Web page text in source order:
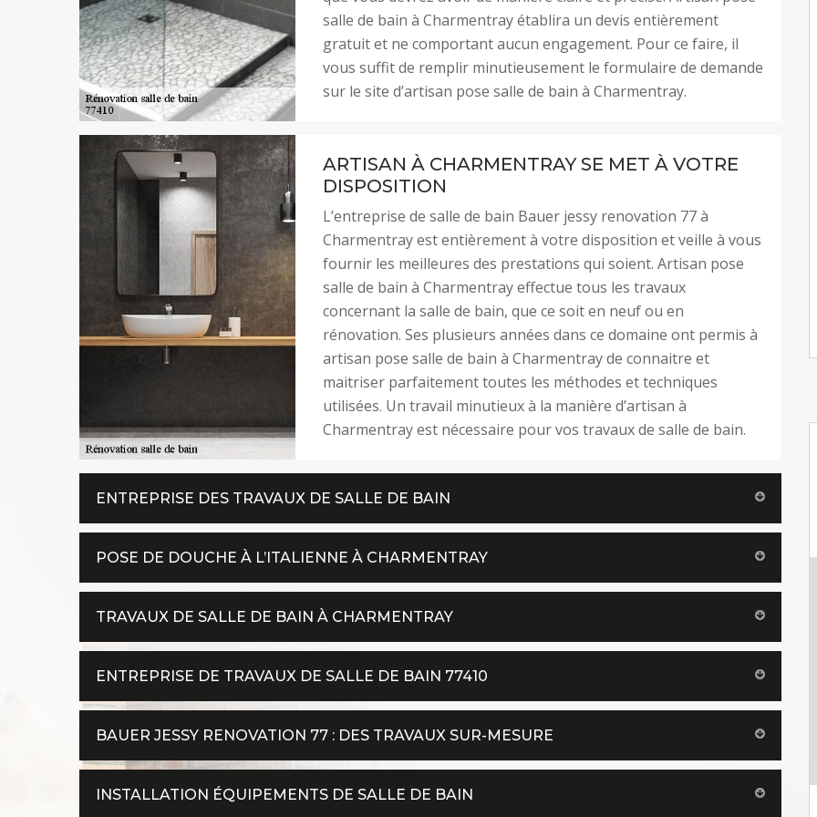
salle de bain à Charmentray établira un devis entièrement
gratuit et ne comportant aucun engagement. Pour ce faire, il
vous suffit de remplir minutieusement le formulaire de demande
sur le site d’artisan pose salle de bain à Charmentray.
ARTISAN À CHARMENTRAY SE MET À VOTRE
DISPOSITION
L’entreprise de salle de bain Bauer jessy renovation 77 à
Charmentray est entièrement à votre disposition et veille à vous
fournir les meilleures des prestations qui soient. Artisan pose
salle de bain à Charmentray effectue tous les travaux
concernant la salle de bain, que ce soit en neuf ou en
rénovation. Ses plusieurs années dans ce domaine ont permis à
artisan pose salle de bain à Charmentray de connaitre et
maitriser parfaitement toutes les méthodes et techniques
utilisées. Un travail minutieux à la manière d’artisan à
Charmentray est nécessaire pour vos travaux de salle de bain.
ENTREPRISE DES TRAVAUX DE SALLE DE BAIN
POSE DE DOUCHE À L’ITALIENNE À CHARMENTRAY
TRAVAUX DE SALLE DE BAIN À CHARMENTRAY
ENTREPRISE DE TRAVAUX DE SALLE DE BAIN 77410
BAUER JESSY RENOVATION 77 : DES TRAVAUX SUR-MESURE
INSTALLATION ÉQUIPEMENTS DE SALLE DE BAIN